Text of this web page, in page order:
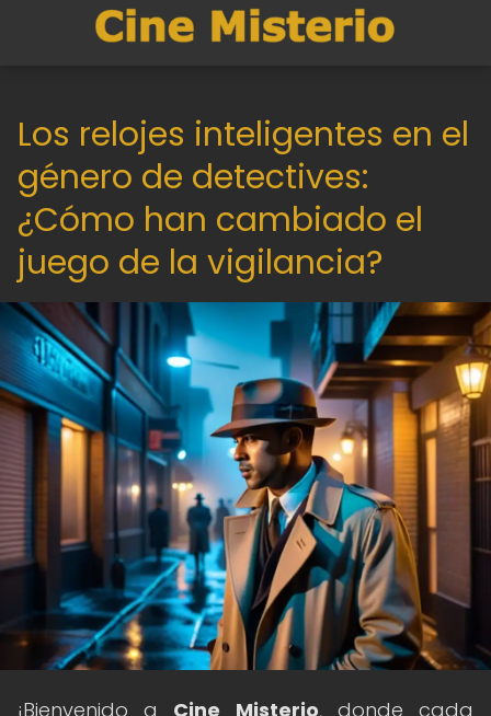
Los relojes inteligentes en el
género de detectives:
¿Cómo han cambiado el
juego de la vigilancia?
¡Bienvenido a Cine Misterio, donde cada